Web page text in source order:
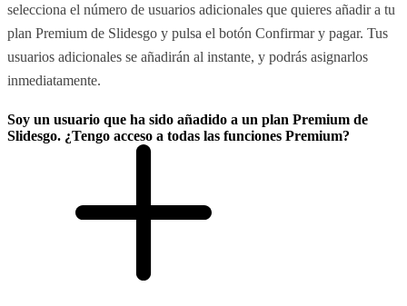
selecciona el número de usuarios adicionales que quieres añadir a tu
plan Premium de Slidesgo y pulsa el botón Confirmar y pagar. Tus
usuarios adicionales se añadirán al instante, y podrás asignarlos
inmediatamente.
Soy un usuario que ha sido añadido a un plan Premium de
Slidesgo. ¿Tengo acceso a todas las funciones Premium?